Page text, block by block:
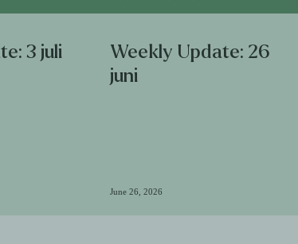
3 juli
Weekly Update: 26
juni
June 26, 2026